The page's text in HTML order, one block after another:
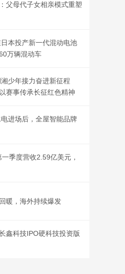
父母代子女相亲模式重塑
本投产新一代混动电池
万辆混动车
少年接力奋进新征程
事传承长征红色精神
进场后，全屋智能品牌
季度营收2.59亿美元，
暖，海外持续爆发
鑫科技IPO硬科技投资版